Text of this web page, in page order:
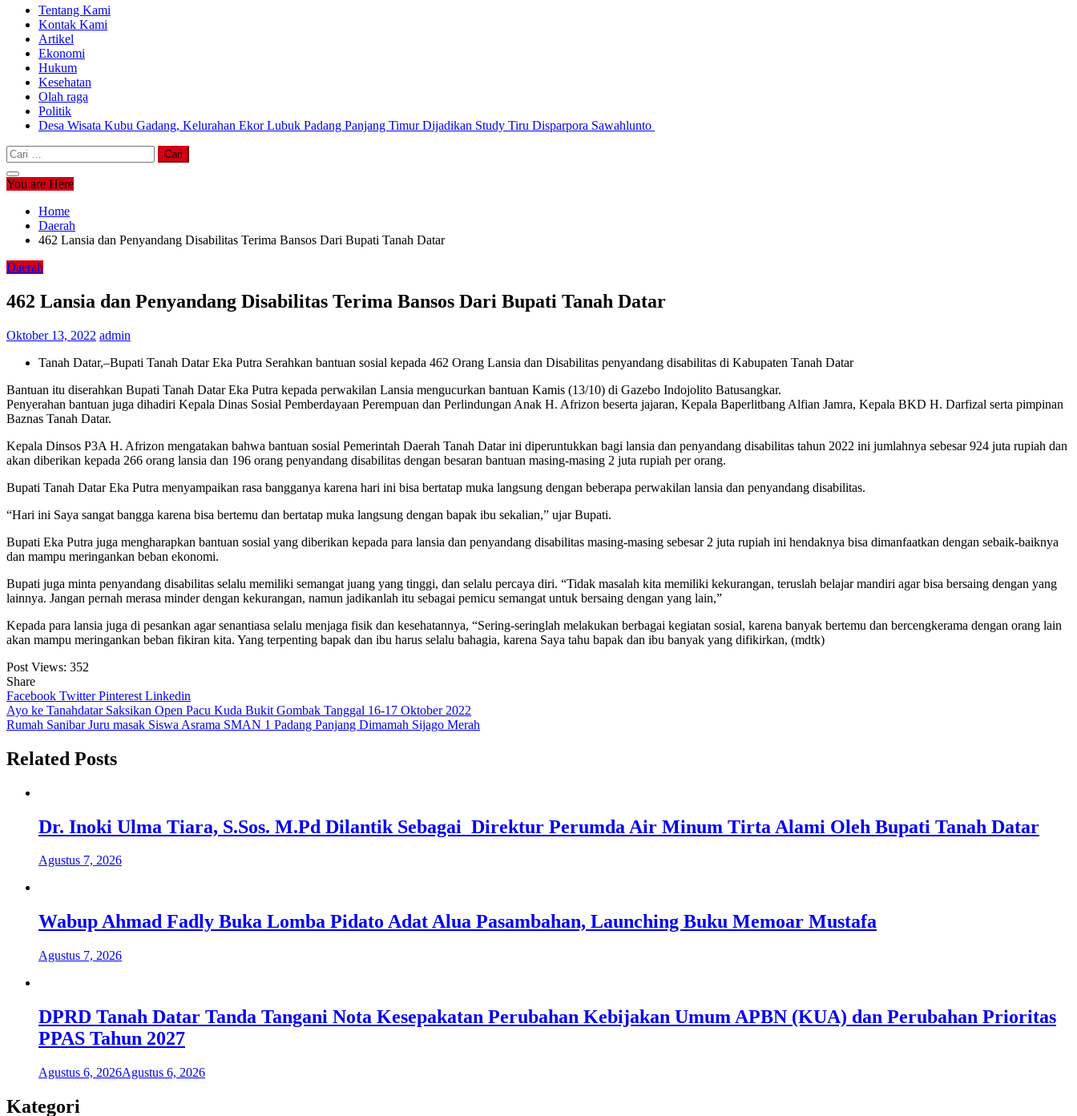
Tentang Kami
Kontak Kami
Artikel
Ekonomi
Hukum
Kesehatan
Olah raga
Politik
Desa Wisata Kubu Gadang, Kelurahan Ekor Lubuk Padang Panjang Timur Dijadikan Study Tiru Disparpora Sawahlunto
Cari
untuk:
You are Here
Home
Daerah
462 Lansia dan Penyandang Disabilitas Terima Bansos Dari Bupati Tanah Datar
Daerah
462 Lansia dan Penyandang Disabilitas Terima Bansos Dari Bupati Tanah Datar
Oktober 13, 2022 admin
Tanah Datar,–Bupati Tanah Datar Eka Putra Serahkan bantuan sosial kepada 462 Orang Lansia dan Disabilitas penyandang disabilitas di Kabupaten Tanah Datar
Bantuan itu diserahkan Bupati Tanah Datar Eka Putra kepada perwakilan Lansia mengucurkan bantuan Kamis (13/10) di Gazebo Indojolito Batusangkar.
Penyerahan bantuan juga dihadiri Kepala Dinas Sosial Pemberdayaan Perempuan dan Perlindungan Anak H. Afrizon beserta jajaran, Kepala Baperlitbang Alfian Jamra, Kepala BKD H. Darfizal serta pimpinan
Baznas Tanah Datar.
Kepala Dinsos P3A H. Afrizon mengatakan bahwa bantuan sosial Pemerintah Daerah Tanah Datar ini diperuntukkan bagi lansia dan penyandang disabilitas tahun 2022 ini jumlahnya sebesar 924 juta rupiah dan
akan diberikan kepada 266 orang lansia dan 196 orang penyandang disabilitas dengan besaran bantuan masing-masing 2 juta rupiah per orang.
Bupati Tanah Datar Eka Putra menyampaikan rasa bangganya karena hari ini bisa bertatap muka langsung dengan beberapa perwakilan lansia dan penyandang disabilitas.
“Hari ini Saya sangat bangga karena bisa bertemu dan bertatap muka langsung dengan bapak ibu sekalian,” ujar Bupati.
Bupati Eka Putra juga mengharapkan bantuan sosial yang diberikan kepada para lansia dan penyandang disabilitas masing-masing sebesar 2 juta rupiah ini hendaknya bisa dimanfaatkan dengan sebaik-baiknya
dan mampu meringankan beban ekonomi.
Bupati juga minta penyandang disabilitas selalu memiliki semangat juang yang tinggi, dan selalu percaya diri. “Tidak masalah kita memiliki kekurangan, teruslah belajar mandiri agar bisa bersaing dengan yang
lainnya. Jangan pernah merasa minder dengan kekurangan, namun jadikanlah itu sebagai pemicu semangat untuk bersaing dengan yang lain,”
Kepada para lansia juga di pesankan agar senantiasa selalu menjaga fisik dan kesehatannya, “Sering-seringlah melakukan berbagai kegiatan sosial, karena banyak bertemu dan bercengkerama dengan orang lain
akan mampu meringankan beban fikiran kita. Yang terpenting bapak dan ibu harus selalu bahagia, karena Saya tahu bapak dan ibu banyak yang difikirkan, (mdtk)
Post Views: 352
Share
Facebook TwitterPinterest Linkedin
Navigasi
pos
Ayo ke Tanahdatar Saksikan Open Pacu Kuda Bukit Gombak Tanggal 16-17 Oktober 2022
Rumah Sanibar Juru masak Siswa Asrama SMAN 1 Padang Panjang Dimamah Sijago Merah
Related Posts
Dr. Inoki Ulma Tiara, S.Sos. M.Pd Dilantik Sebagai Direktur Perumda Air Minum Tirta Alami Oleh Bupati Tanah Datar
Agustus 7, 2026
Wabup Ahmad Fadly Buka Lomba Pidato Adat Alua Pasambahan, Launching Buku Memoar Mustafa
Agustus 7, 2026
DPRD Tanah Datar Tanda Tangani Nota Kesepakatan Perubahan Kebijakan Umum APBN (KUA) dan Perubahan Prioritas
PPAS Tahun 2027
Agustus 6, 2026Agustus 6, 2026
Kategori